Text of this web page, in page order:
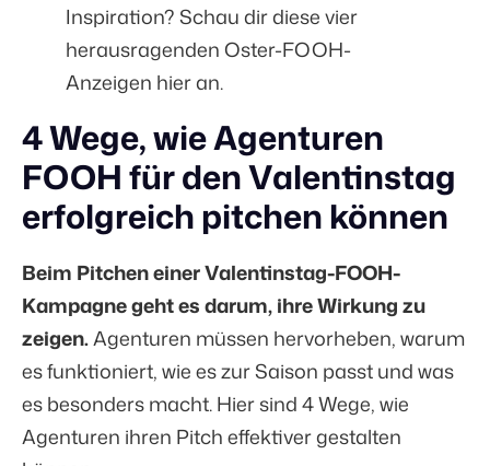
Inspiration? Schau dir diese vier
herausragendenOster-FOOH-
Anzeigen hieran.
4 Wege, wie Agenturen
FOOH für den Valentinstag
erfolgreich pitchen können
Beim Pitchen einer Valentinstag-FOOH-
Kampagne geht es darum, ihre Wirkung zu
zeigen.Agenturen müssen hervorheben, warum
es funktioniert, wie es zur Saison passt und was
es besonders macht. Hier sind 4 Wege, wie
Agenturen ihren Pitch effektiver gestalten